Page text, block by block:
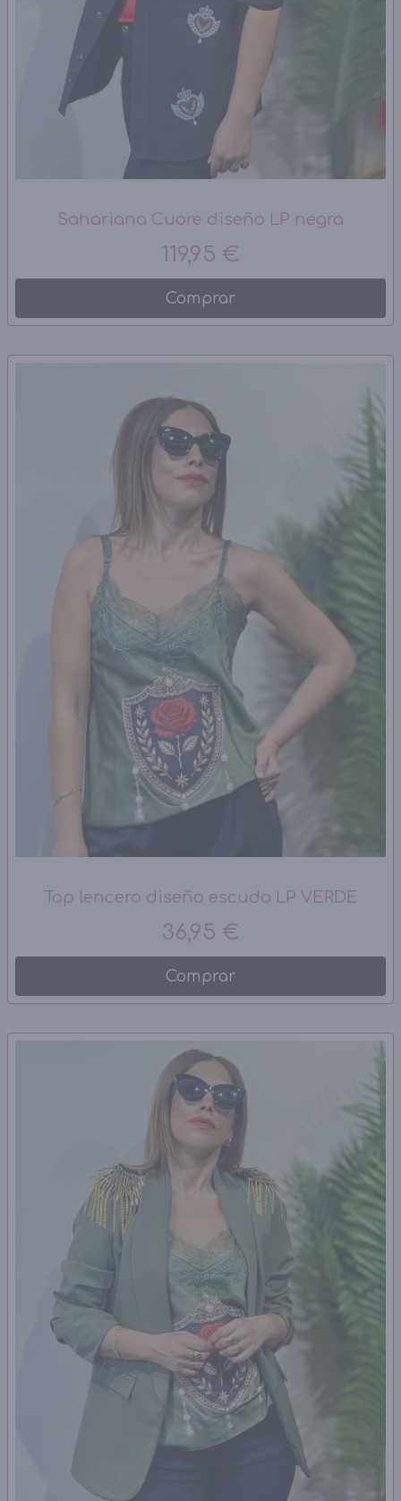
Sahariana Cuore diseño LP negra
119,95 €
Comprar
Top lencero diseño escudo LP VERDE
36,95 €
Comprar